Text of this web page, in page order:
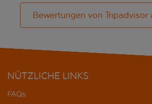
Bewertungen von Tripadvisor
NÜTZLICHE LINKS
FAQs